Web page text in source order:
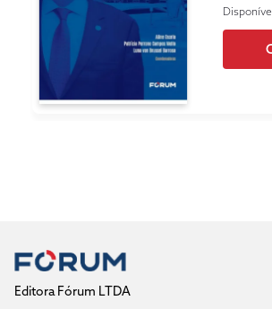
Editora Fórum LTDA